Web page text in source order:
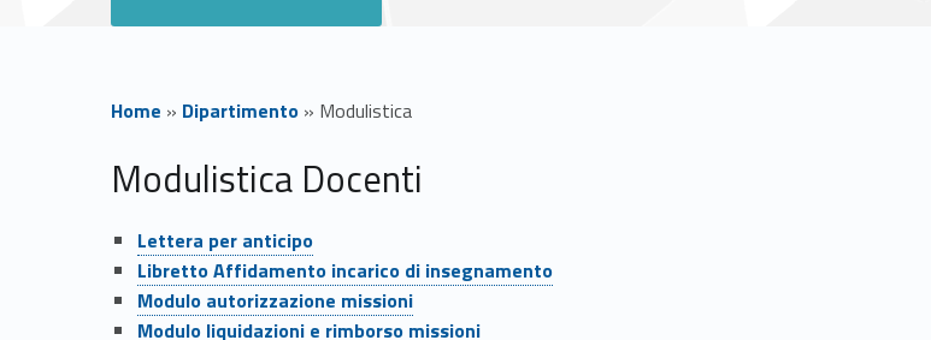
Home » Dipartimento » Modulistica
M
o
d
Modulistica Docenti
Link identifier #identifier__191327-1Lettera per anticipo
Link identifier #identifier__162565-2
Libretto Affidamento incarico di insegnamento
Link identifier #identifier__188719-3
Modulo autorizzazione missioni
Link identifier #identifier__199646-4
Modulo liquidazioni e rimborso missioni